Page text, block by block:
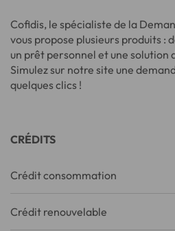
Cofidis, le spécialiste de la
vous propose plusieurs produits :
un prêt personnel et une solution
Simulez sur notre site une
quelques clics !
CRÉDITS
Crédit consommation
Crédit renouvelable